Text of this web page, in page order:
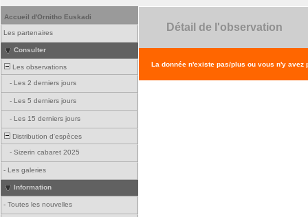
Accueil d'Ornitho Euskadi
Les partenaires
Consulter
Les observations
- Les 2 derniers jours
- Les 5 derniers jours
- Les 15 derniers jours
Distribution d'espèces
- Sizerin cabaret 2025
- Les galeries
Information
- Toutes les nouvelles
Détail de l'observation
La donnée n'existe pas/plus ou vous n'y avez